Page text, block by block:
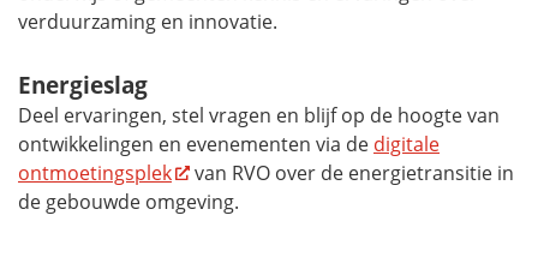
verduurzaming en innovatie.
Energieslag
Deel ervaringen, stel vragen en blijf op de hoogte van
ontwikkelingen en evenementen via de digitale
ontmoetingsplek
van RVO over de energietransitie in
de gebouwde omgeving.